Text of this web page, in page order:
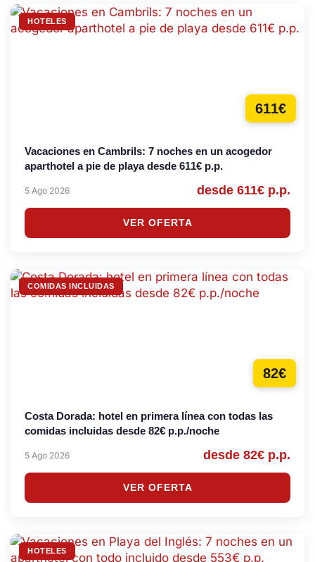
HOTELES
611€
Vacaciones en Cambrils: 7 noches en un acogedor
aparthotel a pie de playa desde 611€ p.p.
5 Ago 2026 desde 611€ p.p.
VER OFERTA
COMIDAS INCLUIDAS
82€
Costa Dorada: hotel en primera línea con todas las
comidas incluidas desde 82€ p.p./noche
5 Ago 2026 desde 82€ p.p.
VER OFERTA
HOTELES